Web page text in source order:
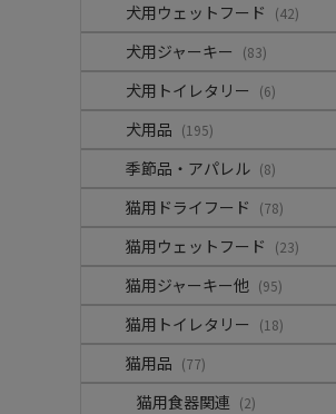
犬用ウェットフード (42)
犬用ジャーキー (83)
犬用トイレタリー (6)
犬用品 (195)
季節品・アパレル (8)
猫用ドライフード (78)
猫用ウェットフード (23)
猫用ジャーキー他 (95)
猫用トイレタリー (18)
猫用品 (77)
猫用食器関連 (2)